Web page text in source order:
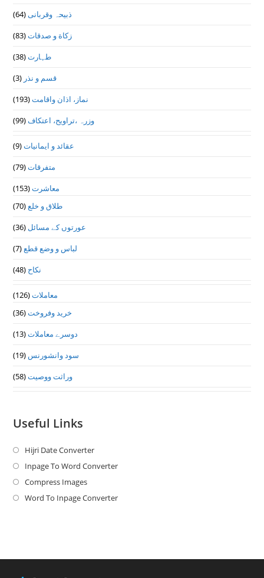
ذبیحہ وقربانی(64)
زکاة و صدقات(83)
طہارت(38)
قسم و نذر (3)
نماز، اذان واقامت(193)
وزرہ ،تراويح، اعتكاف(99)
عقائد و ایمانیات(9)
متفرقات(79)
معاشرت(153)
طلاق و خلع(70)
عورتوں کے مسائل (36)
لباس و وضع قطع(7)
نکاح (48)
معاملات(126)
خرید وفروخت(36)
دوسرے معاملات(13)
سود وانشورنس (19)
وراثت ووصيت(58)
Useful Links
Hijri Date ConverterOpens
in
new
Inpage To Word ConverterOpens
a
Compress ImagesOpens
in
Word To Inpage ConverterOpens
tab